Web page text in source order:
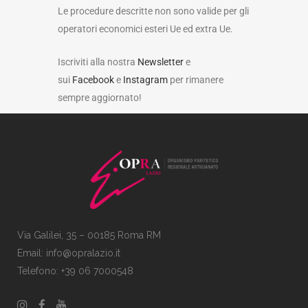
Le procedure descritte non sono valide per gli
operatori economici esteri Ue ed extra Ue.
Iscriviti alla nostra Newslettere
sui Facebooke Instagram per rimanere
sempre aggiornato!
Via Galilei, 35 – 00185 Roma RM
Email: info@opralazio.it
Telefono: +39 06 7000548